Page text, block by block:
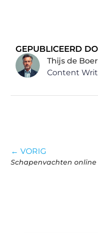
GEPUBLICEERD
Thijs de Boer
Content
← VORIG
Schapenvachten